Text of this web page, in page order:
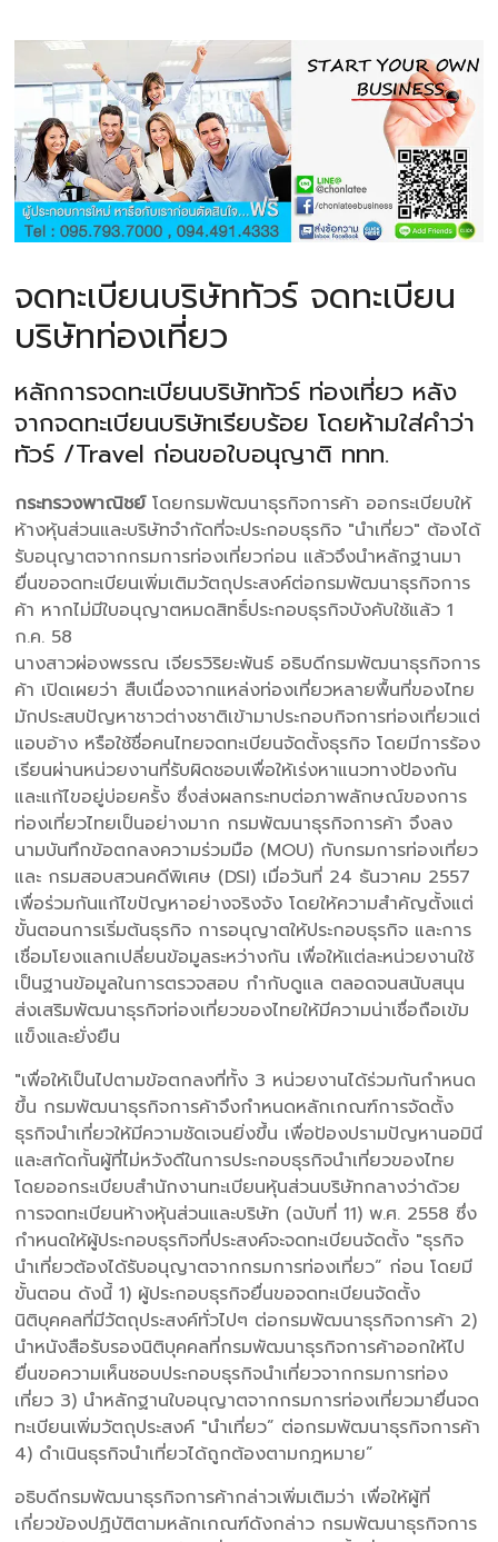
จดทะเบียนบริษัททัวร์ จดทะเบียน
บริษัทท่องเที่ยว
หลักการจดทะเบียนบริษัททัวร์ ท่องเที่ยว หลัง
จากจดทะเบียนบริษัทเรียบร้อย โดยห้ามใส่คำว่า
ทัวร์ /Travel ก่อนขอใบอนุญาติ ททท.
กระทรวงพาณิชย์โดยกรมพัฒนาธุรกิจการค้า ออกระเบียบให้
ห้างหุ้นส่วนและบริษัทจำกัดที่จะประกอบธุรกิจ "นำเที่ยว" ต้องได้
รับอนุญาตจากกรมการท่องเที่ยวก่อน แล้วจึงนำหลักฐานมา
ยื่นขอจดทะเบียนเพิ่มเติมวัตถุประสงค์ต่อกรมพัฒนาธุรกิจการ
ค้า หากไม่มีใบอนุญาตหมดสิทธิ์ประกอบธุรกิจบังคับใช้แล้ว 1
ก.ค. 58
นางสาวผ่องพรรณ เจียรวิริยะพันธ์ อธิบดีกรมพัฒนาธุรกิจการ
ค้า เปิดเผยว่า สืบเนื่องจากแหล่งท่องเที่ยวหลายพื้นที่ของไทย
มักประสบปัญหาชาวต่างชาติเข้ามาประกอบกิจการท่องเที่ยวแต่
แอบอ้าง หรือใช้ชื่อคนไทยจดทะเบียนจัดตั้งธุรกิจ โดยมีการร้อง
เรียนผ่านหน่วยงานที่รับผิดชอบเพื่อให้เร่งหาแนวทางป้องกัน
และแก้ไขอยู่บ่อยครั้ง ซึ่งส่งผลกระทบต่อภาพลักษณ์ของการ
ท่องเที่ยวไทยเป็นอย่างมาก กรมพัฒนาธุรกิจการค้า จึงลง
นามบันทึกข้อตกลงความร่วมมือ (MOU) กับกรมการท่องเที่ยว
และ กรมสอบสวนคดีพิเศษ (DSI) เมื่อวันที่ 24 ธันวาคม 2557
เพื่อร่วมกันแก้ไขปัญหาอย่างจริงจัง โดยให้ความสำคัญตั้งแต่
ขั้นตอนการเริ่มต้นธุรกิจ การอนุญาตให้ประกอบธุรกิจ และการ
เชื่อมโยงแลกเปลี่ยนข้อมูลระหว่างกัน เพื่อให้แต่ละหน่วยงานใช้
เป็นฐานข้อมูลในการตรวจสอบ กำกับดูแล ตลอดจนสนับสนุน
ส่งเสริมพัฒนาธุรกิจท่องเที่ยวของไทยให้มีความน่าเชื่อถือเข้ม
แข็งและยั่งยืน
"เพื่อให้เป็นไปตามข้อตกลงที่ทั้ง 3 หน่วยงานได้ร่วมกันกำหนด
ขึ้น กรมพัฒนาธุรกิจการค้าจึงกำหนดหลักเกณฑ์การจัดตั้ง
ธุรกิจนำเที่ยวให้มีความชัดเจนยิ่งขึ้น เพื่อป้องปรามปัญหานอมินี
และสกัดกั้นผู้ที่ไม่หวังดีในการประกอบธุรกิจนำเที่ยวของไทย
โดยออกระเบียบสำนักงานทะเบียนหุ้นส่วนบริษัทกลางว่าด้วย
การจดทะเบียนห้างหุ้นส่วนและบริษัท (ฉบับที่ 11) พ.ศ. 2558 ซึ่ง
กำหนดให้ผู้ประกอบธุรกิจที่ประสงค์จะจดทะเบียนจัดตั้ง "ธุรกิจ
นำเที่ยวต้องได้รับอนุญาตจากกรมการท่องเที่ยว” ก่อน โดยมี
ขั้นตอน ดังนี้ 1) ผู้ประกอบธุรกิจยื่นขอจดทะเบียนจัดตั้ง
นิติบุคคลที่มีวัตถุประสงค์ทั่วไปๆ ต่อกรมพัฒนาธุรกิจการค้า 2)
นำหนังสือรับรองนิติบุคคลที่กรมพัฒนาธุรกิจการค้าออกให้ไป
ยื่นขอความเห็นชอบประกอบธุรกิจนำเที่ยวจากกรมการท่อง
เที่ยว 3) นำหลักฐานใบอนุญาตจากกรมการท่องเที่ยวมายื่นจด
ทะเบียนเพิ่มวัตถุประสงค์ "นำเที่ยว” ต่อกรมพัฒนาธุรกิจการค้า
4) ดำเนินธุรกิจนำเที่ยวได้ถูกต้องตามกฎหมาย”
อธิบดีกรมพัฒนาธุรกิจการค้ากล่าวเพิ่มเติมว่า เพื่อให้ผู้ที่
เกี่ยวข้องปฏิบัติตามหลักเกณฑ์ดังกล่าว กรมพัฒนาธุรกิจการ